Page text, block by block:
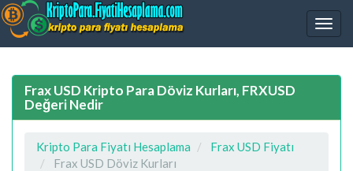
Frax USD Kripto Para Döviz Kurları, FRXUSD
Değeri Nedir
Kripto Para Fiyatı Hesaplama
Frax USD Fiyatı
Frax USD Döviz Kurları